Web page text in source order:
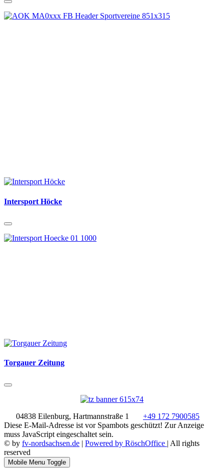
Intersport Höcke
Torgauer Zeitung
04838 Eilenburg, Hartmannstraße 1
+49 172 7900585
Diese E-Mail-Adresse ist vor Spambots geschützt! Zur Anzeige
muss JavaScript eingeschaltet sein.
© by fv-nordsachsen.de Powered by RöschOffice | All rights
reserved
Mobile Menu Toggle